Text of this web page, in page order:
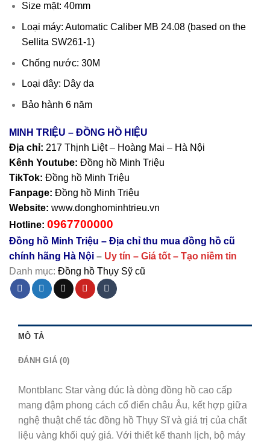
Size mặt: 40mm
Loại máy: Automatic Caliber MB 24.08 (based on the
Sellita SW261-1)
Chống nước: 30M
Loại dây: Dây da
Bảo hành 6 năm
MINH TRIỆU – ĐỒNG HỒ HIỆU
Địa chỉ: 217 Thịnh Liệt – Hoàng Mai – Hà Nội
Kênh Youtube: Đồng hồ Minh Triệu
TikTok: Đồng hồ Minh Triệu
Fanpage: Đồng hồ Minh Triệu
Website: www.donghominhtrieu.vn
Hotline: 0967700000
Đồng hồ Minh Triệu – Địa chỉ thu mua đồng hồ cũ
chính hãng Hà Nội – Uy tín – Giá tốt – Tạo niềm tin
Danh mục: Đồng hồ Thụy Sỹ cũ
MÔ TẢ
ĐÁNH GIÁ (0)
Montblanc Star vàng đúc là dòng đồng hồ cao cấp
mang đậm phong cách cổ điển châu Âu, kết hợp giữa
nghệ thuật chế tác đồng hồ Thụy Sĩ và giá trị của chất
liệu vàng khối quý giá. Với thiết kế thanh lịch, bộ máy